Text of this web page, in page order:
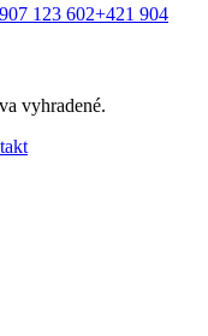
123 602+421 904
vyhradené.